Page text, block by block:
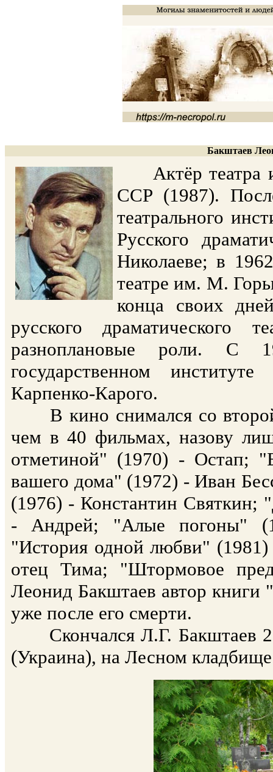
Бакштаев
Актёр театра и
ССР (1987).
театрального
Русского
Николаеве; в
театре им. М.
конца своих
русского
разноплановые роли. С
государственном
Карпенко-Карого.
В кино снимался со
чем в 40 фильмах, назову
отметиной" (1970) - Остап;
вашего дома" (1972) - Иван
(1976) - Константин Святкин;
- Андрей; "Алые погоны"
"История одной любви"
отец Тима; "Штормовое
Леонид Бакштаев автор
уже после его смерти.
Скончался Л.Г. Бакштаев
(Украина), на Лесном